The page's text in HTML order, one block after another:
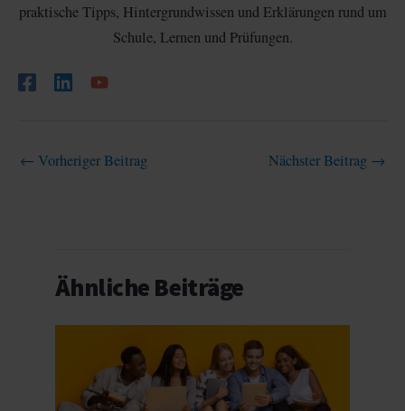
praktische Tipps, Hintergrundwissen und Erklärungen rund um
Schule, Lernen und Prüfungen.
← Vorheriger Beitrag Nächster Beitrag →
Ähnliche Beiträge